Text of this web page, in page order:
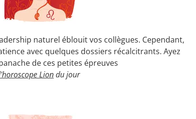
naturel éblouit vos collègues. Cependant,
avec quelques dossiers récalcitrants. Ayez
de ces petites épreuves
Liondu jour